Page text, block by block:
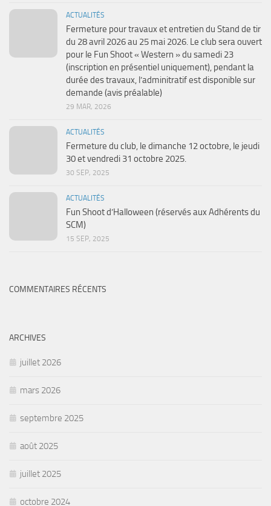
ACTUALITÉS
Fermeture pour travaux et entretien du Stand de tir
du 28 avril 2026 au 25 mai 2026. Le club sera ouvert
pour le Fun Shoot « Western » du samedi 23
(inscription en présentiel uniquement), pendant la
durée des travaux, l’adminitratif est disponible sur
demande (avis préalable)
29 MAR, 2026
ACTUALITÉS
Fermeture du club, le dimanche 12 octobre, le jeudi
30 et vendredi 31 octobre 2025.
30 SEP, 2025
ACTUALITÉS
Fun Shoot d’Halloween (réservés aux Adhérents du
SCM)
15 SEP, 2025
COMMENTAIRES RÉCENTS
ARCHIVES
juillet 2026
mars 2026
septembre 2025
août 2025
juillet 2025
octobre 2024